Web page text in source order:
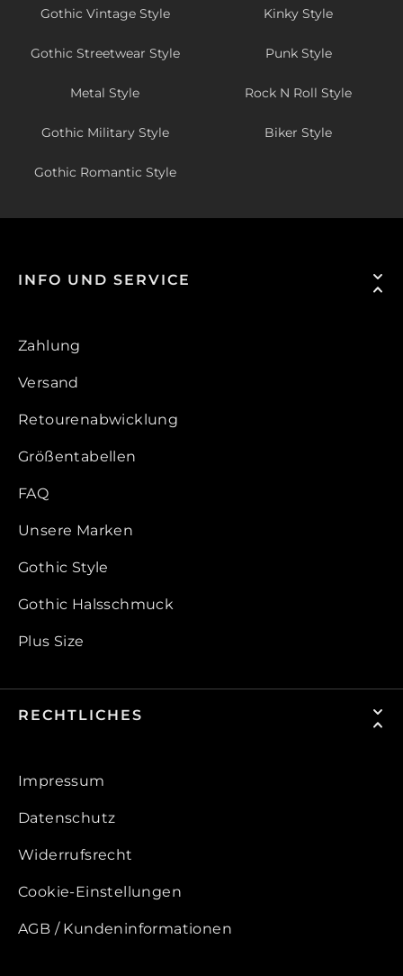
Gothic Vintage Style Kinky Style
Gothic Streetwear Style Punk Style
Metal Style Rock N Roll Style
Gothic Military Style Biker Style
Gothic Romantic Style
INFO UND SERVICE
Zahlung
Versand
Retourenabwicklung
Größentabellen
FAQ
Unsere Marken
Gothic Style
Gothic Halsschmuck
Plus Size
RECHTLICHES
Impressum
Datenschutz
Widerrufsrecht
Cookie-Einstellungen
AGB / Kundeninformationen